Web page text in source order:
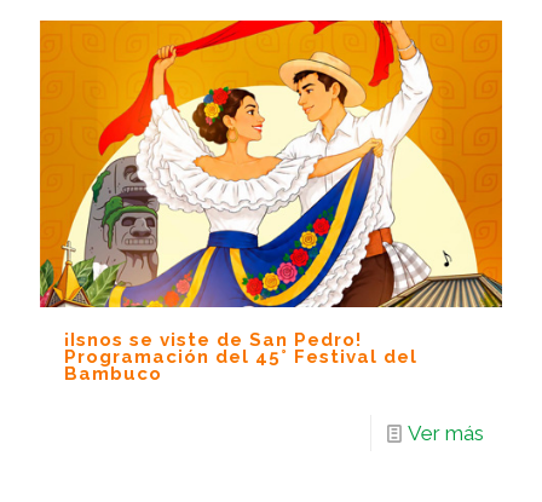
¡Isnos se viste de San Pedro!
Programación del 45° Festival del
Bambuco
Ver más